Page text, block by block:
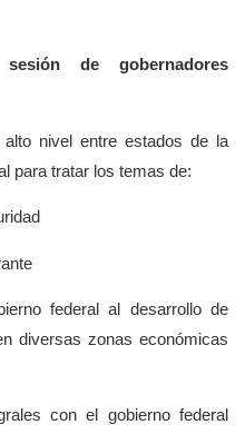
de gobernadores
nivel entre estados de la
para tratar los temas de:
federal al desarrollo de
diversas zonas económicas
con el gobierno federal